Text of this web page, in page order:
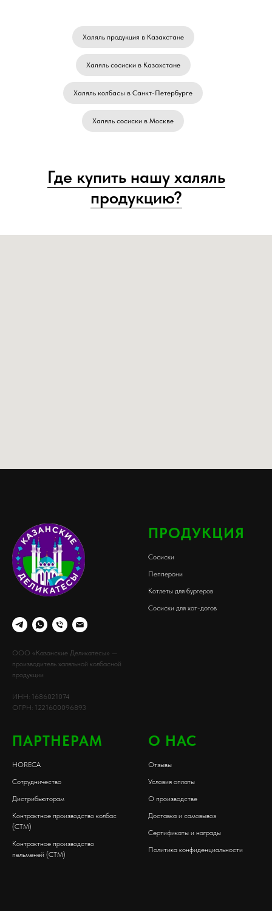
Халяль продукция в Казахстане
Халяль сосиски в Казахстане
Халяль колбасы в Санкт-Петербурге
Халяль сосиски в Москве
Где купить нашу халяль
продукцию?
ООО «Казанские Деликатесы» —
производитель халяльной колбасной
продукции
ИНН: 1686021074
ОГРН: 1221600096893
ПРОДУКЦИЯ
Сосиски
Пепперони
Котлеты для бургеров
Сосиски для хот-догов
ПАРТНЕРАМ
HORECA
Сотрудничество
Дистрибьюторам
Контрактное производство колбас
(СТМ)
Контрактное производство
пельменей (СТМ)
О НАС
Отзывы
Условия оплаты
О производстве
Доставка и самовывоз
Сертификаты и награды
Политика конфиденциальности